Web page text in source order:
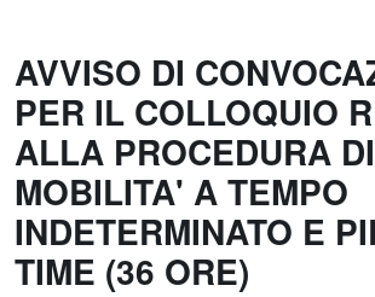
AVVISO DI
PER IL COLLOQUIO
ALLA PROCEDURA DI
MOBILITA' A TEMPO
INDETERMINATO E
TIME (36 ORE)